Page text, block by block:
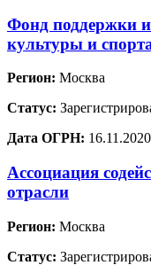
Фонд поддержки
культуры и
Регион: Москва
Статус:
Дата ОГРН: 16.11.2020
Ассоциация
отрасли
Регион: Москва
Статус: